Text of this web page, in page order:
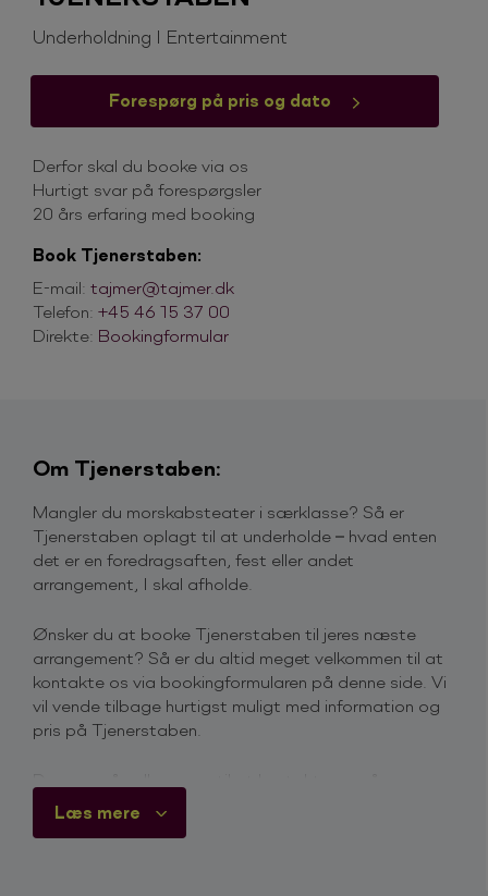
Underholdning I Entertainment
Forespørg på pris og dato
Derfor skal du booke via os
Hurtigt svar på forespørgsler
20 års erfaring med booking
Book Tjenerstaben:
E-mail: tajmer@tajmer.dk
Telefon: +45 46 15 37 00
Direkte: Bookingformular
Om Tjenerstaben:
Mangler du morskabsteater i særklasse? Så er
Tjenerstaben oplagt til at underholde – hvad enten
det er en foredragsaften, fest eller andet
arrangement, I skal afholde.
Ønsker du at booke Tjenerstaben til jeres næste
arrangement? Så er du altid meget velkommen til at
kontakte os via bookingformularen på denne side. Vi
vil vende tilbage hurtigst muligt med information og
pris på Tjenerstaben.
telefon
Læs mere